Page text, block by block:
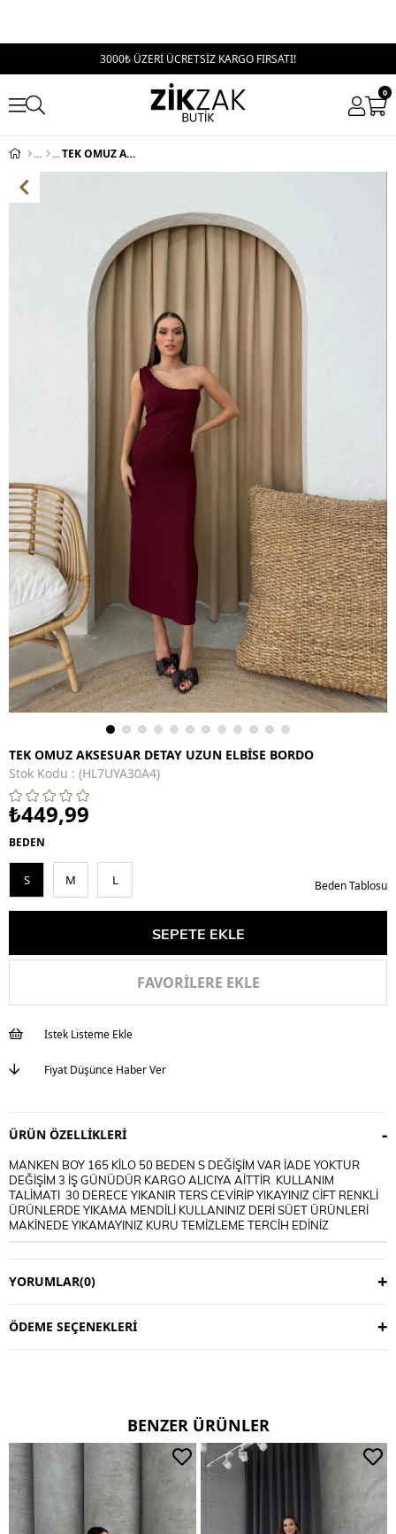
3000₺ ÜZERİ ÜCRETSİZ KARGO FIRSATI!
0
TEK OMUZ AKSESUAR DETAY UZUN ELBİSE BORDO
TEK OMUZ AKSESUAR DETAY UZUN ELBİSE BORDO
Stok Kodu
(HL7UYA30A4)
₺449,99
BEDEN
S M L Beden Tablosu
FAVORILERE EKLE
İstek Listeme Ekle
Fiyat Düşünce Haber Ver
ÜRÜN ÖZELLIKLERI
MANKEN BOY 165 KİLO 50 BEDEN S DEĞİŞİM VAR İADE YOKTUR
DEĞİŞİM 3 İŞ GÜNÜDÜR KARGO ALICIYA AİTTİR KULLANIM
TALİMATI 30 DERECE YIKANIR TERS CEVİRİP YIKAYINIZ CİFT RENKLİ
ÜRÜNLERDE YIKAMA MENDİLİ KULLANINIZ DERİ SÜET ÜRÜNLERİ
MAKİNEDE YIKAMAYINIZ KURU TEMİZLEME TERCİH EDİNİZ
YORUMLAR(0)
ÖDEME SEÇENEKLERI
BENZER ÜRÜNLER